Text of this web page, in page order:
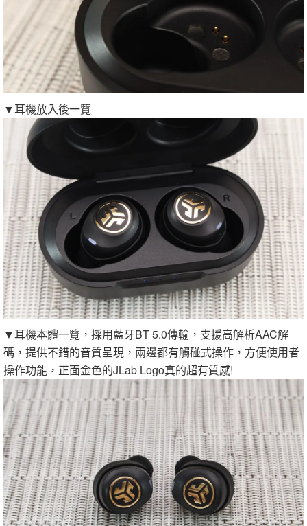
▼耳機放入後一覽
▼耳機本體一覽，採用藍牙BT 5.0傳輸，支援高解析AAC解
碼，提供不錯的音質呈現，兩邊都有觸碰式操作，方便使用者
操作功能，正面金色的JLab Logo真的超有質感!